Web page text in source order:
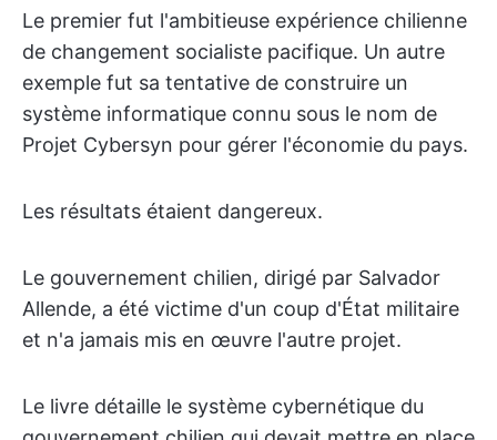
Le premier fut l'ambitieuse expérience chilienne
de changement socialiste pacifique. Un autre
exemple fut sa tentative de construire un
système informatique connu sous le nom de
Projet Cybersyn pour gérer l'économie du pays.
Les résultats étaient dangereux.
Le gouvernement chilien, dirigé par Salvador
Allende, a été victime d'un coup d'État militaire
et n'a jamais mis en œuvre l'autre projet.
Le livre détaille le système cybernétique du